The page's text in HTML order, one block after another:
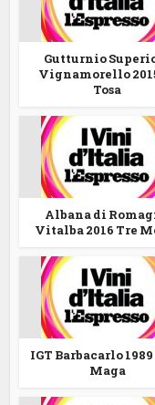
Gutturnio
Vignamorello
Tosa
Albana di
Vitalba 2016 Tre
IGT Barbacarlo
Maga